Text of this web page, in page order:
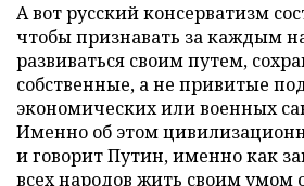
А вот русский консерватизм
чтобы признавать за каждым
развиваться своим путем,
собственные, а не привитые
экономических или военных
Именно об этом
и говорит Путин, именно как
всех народов жить своим умом